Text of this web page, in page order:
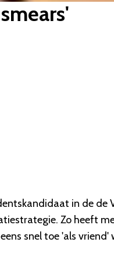
in de
Zo heeft
snel toe 'als